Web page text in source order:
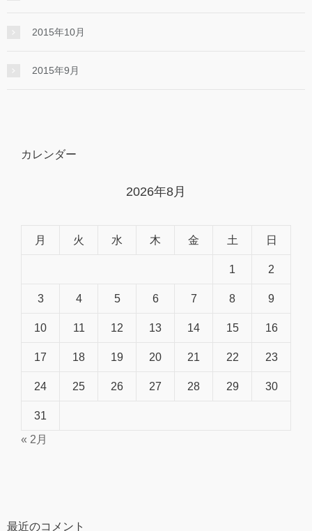
2015年10月
2015年9月
カレンダー
2026年8月
月 火 水 木 金 土 日
1 2
3 4 5 6 7 8 9
10 11 12 13 14 15 16
17 18 19 20 21 22 23
24 25 26 27 28 29 30
31
« 2月
最近のコメント